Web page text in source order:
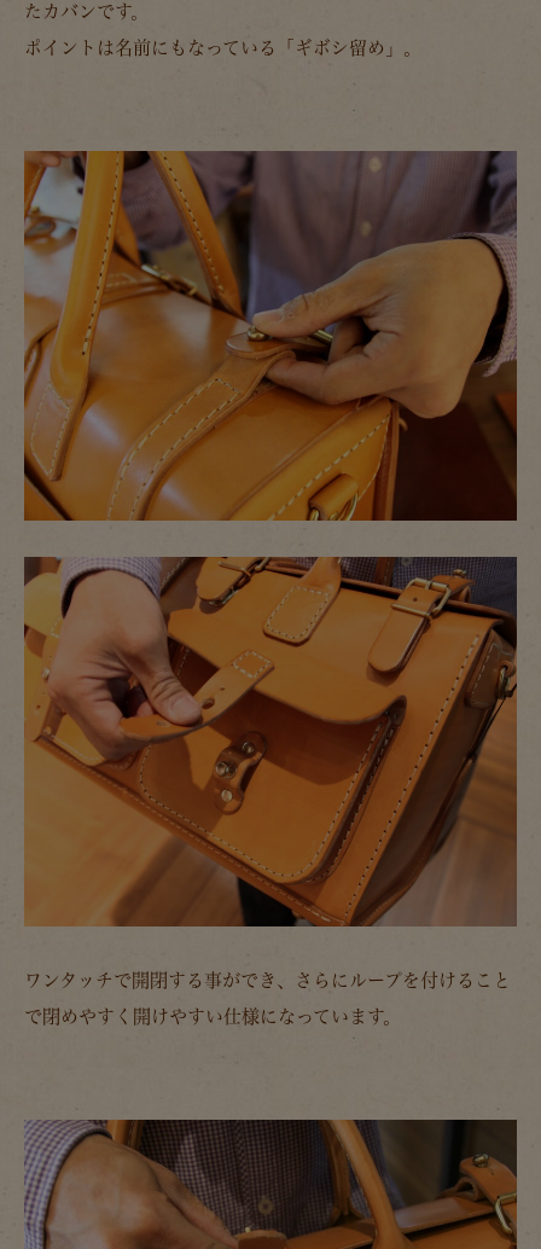
たカバンです。
ポイントは名前にもなっている「ギボシ留め」。
ワンタッチで開閉する事ができ、さらにループを付けること
で閉めやすく開けやすい仕様になっています。